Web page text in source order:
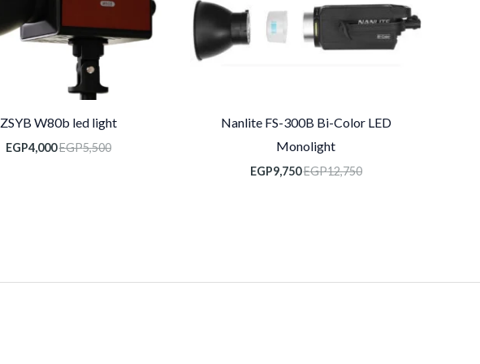
Nanlite FS-300B Bi-Color LED
Monolight
EGP12,750
EGP9,750
ZSYB W80b led light
EGP5,500
EGP4,000